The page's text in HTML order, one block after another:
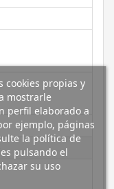
cookies propias y
mostrarle
perfil elaborado a
ejemplo, páginas
la política de
pulsando el
su uso